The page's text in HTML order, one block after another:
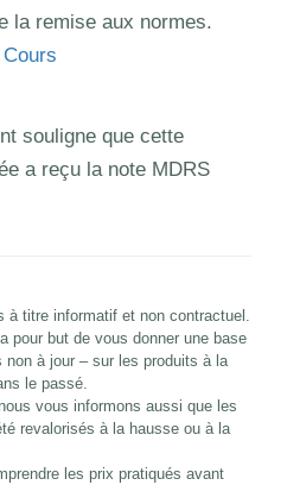
la remise aux normes.
Cours
souligne que cette
a reçu la note MDRS
titre informatif et non contractuel.
pour but de vous donner une base
à jour – sur les produits à la
le passé.
vous informons aussi que les
revalorisés à la hausse ou à la
les prix pratiqués avant